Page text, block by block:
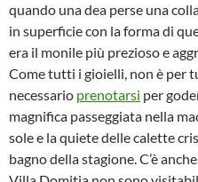
quando una dea perse una
in superficie con la forma di
era il monile più prezioso e
Come tutti i gioielli, non è per
necessario prenotarsi per
magnifica passeggiata nella
sole e la quiete delle calette
bagno della stagione. C’è